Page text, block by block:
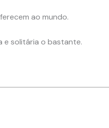
ao mundo.
e solitária o bastante.